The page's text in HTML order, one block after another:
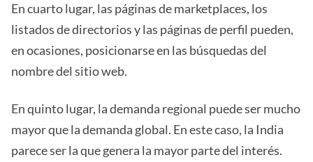
En cuarto lugar, las páginas de marketplaces, los
listados de directorios y las páginas de perfil pueden,
en ocasiones, posicionarse en las búsquedas del
nombre del sitio web.
En quinto lugar, la demanda regional puede ser mucho
mayor que la demanda global. En este caso, la India
parece ser la que genera la mayor parte del interés.